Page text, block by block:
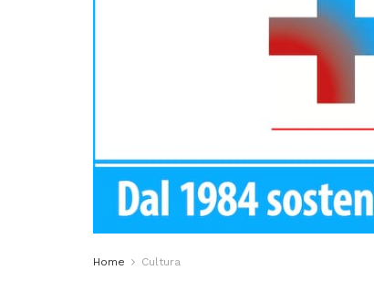
Home Cultura